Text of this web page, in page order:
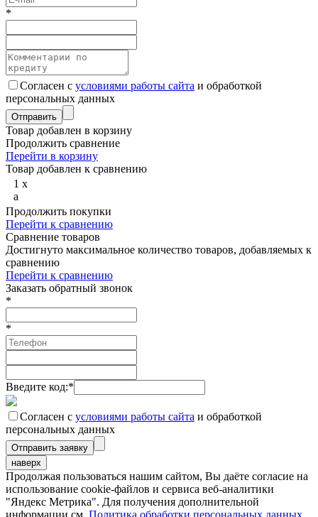
*
Согласен с условиями работы сайта и обработкой
персональных данных
Товар добавлен в корзину
Продолжить сравнение
Перейти в корзину
Товар добавлен к сравнению
1 x
a
Продолжить покупки
Перейти к сравнению
Сравнение товаров
Достигнуто максимальное количество товаров, добавляемых к
сравнению
Перейти к сравнению
Заказать обратный звонок
*
*
Введите код:*
Согласен с условиями работы сайта и обработкой
персональных данных
наверх
Продолжая пользоваться нашим сайтом, Вы даёте согласие на
использование cookie-файлов и сервиса веб-аналитики
"Яндекс Метрика". Для получения дополнительной
информации см. Политика обработки персональных данных.